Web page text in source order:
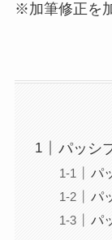
※加筆修正を
パッシ
パ
パ
パ